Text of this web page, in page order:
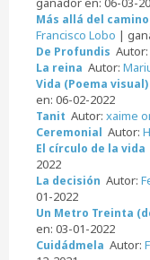
Más allá del
Francisco Lobo |
De Profundis Autor:
La reina Autor:
Vida (Poema visual)
en: 06-02-2022
Tanit Autor: xaime
Ceremonial Autor:
El círculo de la vida
2022
La decisión Autor:
01-2022
Un Metro Treinta
en: 03-01-2022
Cuidádmela Autor: